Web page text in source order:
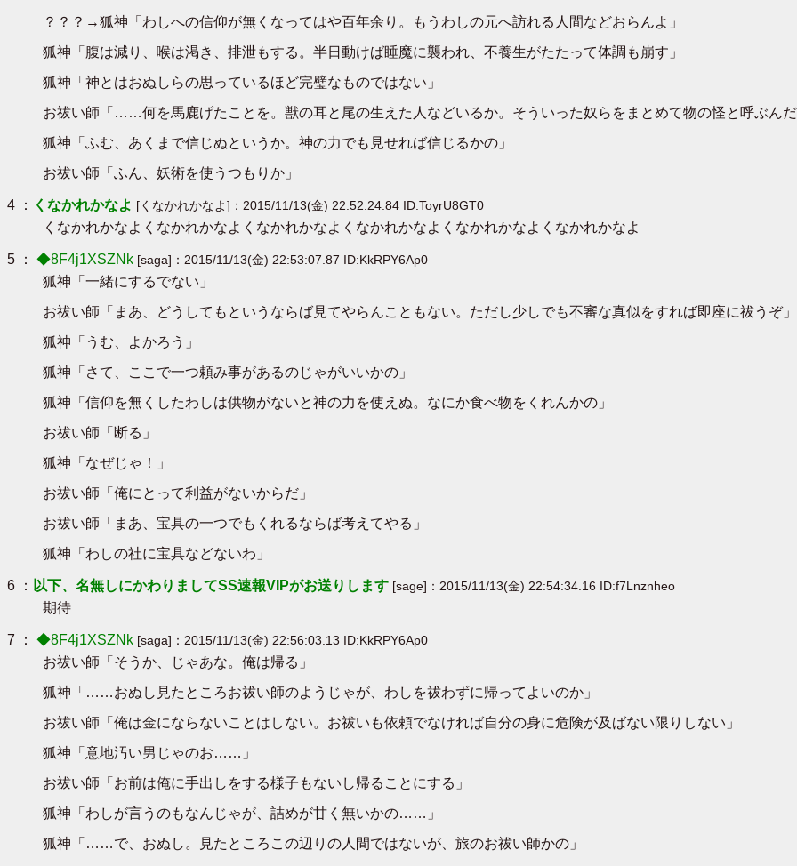
？？？→狐神「わしへの信仰が無くなってはや百年余り。もうわしの元へ訪れる人間などおらんよ」
狐神「腹は減り、喉は渇き、排泄もする。半日動けば睡魔に襲われ、不養生がたたって体調も崩す」
狐神「神とはおぬしらの思っているほど完璧なものではない」
お祓い師「……何を馬鹿げたことを。獣の耳と尾の生えた人などいるか。そういった奴らをまとめて物の怪と呼ぶん
狐神「ふむ、あくまで信じぬというか。神の力でも見せれば信じるかの」
お祓い師「ふん、妖術を使うつもりか」
4 ： くなかれかなよ [くなかれかなよ]：2015/11/13(金) 22:52:24.84 ID:ToyrU8GT0
くなかれかなよくなかれかなよくなかれかなよくなかれかなよくなかれかなよくなかれかなよ
5 ： ◆8F4j1XSZNk [saga]：2015/11/13(金) 22:53:07.87 ID:KkRPY6Ap0
狐神「一緒にするでない」
お祓い師「まあ、どうしてもというならば見てやらんこともない。ただし少しでも不審な真似をすれば即座に祓うぞ」
狐神「うむ、よかろう」
狐神「さて、ここで一つ頼み事があるのじゃがいいかの」
狐神「信仰を無くしたわしは供物がないと神の力を使えぬ。なにか食べ物をくれんかの」
お祓い師「断る」
狐神「なぜじゃ！」
お祓い師「俺にとって利益がないからだ」
お祓い師「まあ、宝具の一つでもくれるならば考えてやる」
狐神「わしの社に宝具などないわ」
6 ： 以下、名無しにかわりましてSS速報VIPがお送りします [sage]：2015/11/13(金) 22:54:34.16 ID:f7Lnznheo
期待
7 ： ◆8F4j1XSZNk [saga]：2015/11/13(金) 22:56:03.13 ID:KkRPY6Ap0
お祓い師「そうか、じゃあな。俺は帰る」
狐神「……おぬし見たところお祓い師のようじゃが、わしを祓わずに帰ってよいのか」
お祓い師「俺は金にならないことはしない。お祓いも依頼でなければ自分の身に危険が及ばない限りしない」
狐神「意地汚い男じゃのお……」
お祓い師「お前は俺に手出しをする様子もないし帰ることにする」
狐神「わしが言うのもなんじゃが、詰めが甘く無いかの……」
狐神「……で、おぬし。見たところこの辺りの人間ではないが、旅のお祓い師かの」